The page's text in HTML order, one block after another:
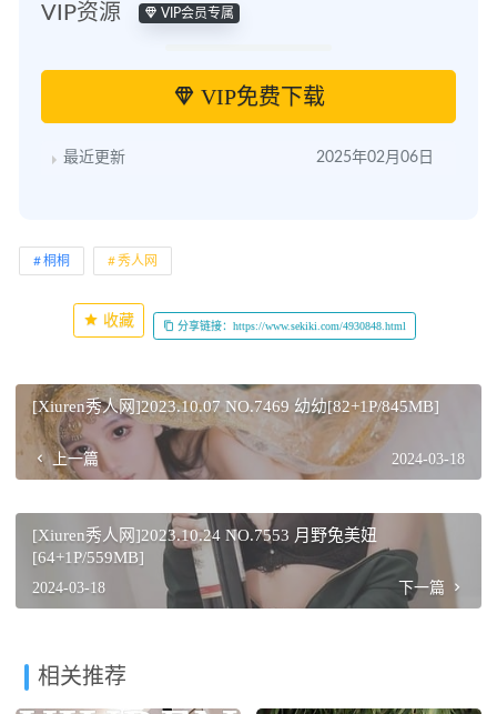
VIP资源 VIP会员专属
VIP免费下载
最近更新 2025年02月06日
桐桐 秀人网
收藏 分享链接：https://www.sekiki.com/4930848.html
[Xiuren秀人网]2023.10.07 NO.7469 幼幼[82+1P/845MB]
上一篇 2024-03-18
[Xiuren秀人网]2023.10.24 NO.7553 月野兔美妞
[64+1P/559MB]
2024-03-18 下一篇
相关推荐